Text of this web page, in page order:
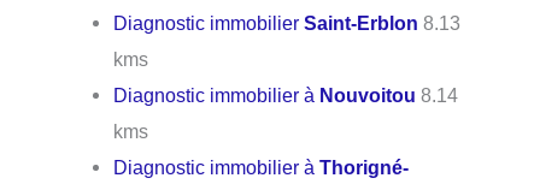
Diagnostic immobilierSaint-Erblon 8.13
kms
Diagnostic immobilier à Nouvoitou 8.14
kms
Diagnostic immobilier àThorigné-